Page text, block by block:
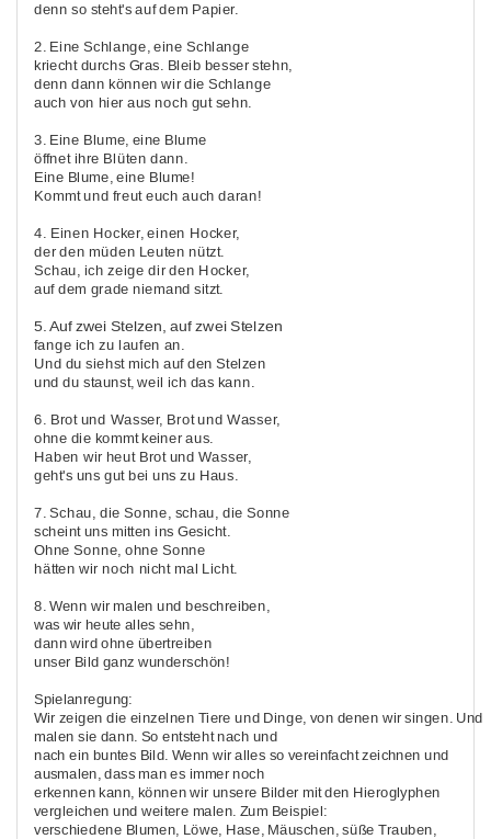
denn so steht's auf dem Papier.
2. Eine Schlange, eine Schlange
kriecht durchs Gras. Bleib besser stehn,
denn dann können wir die Schlange
auch von hier aus noch gut sehn.
3. Eine Blume, eine Blume
öffnet ihre Blüten dann.
Eine Blume, eine Blume!
Kommt und freut euch auch daran!
4. Einen Hocker, einen Hocker,
der den müden Leuten nützt.
Schau, ich zeige dir den Hocker,
auf dem grade niemand sitzt.
5. Auf zwei Stelzen, auf zwei Stelzen
fange ich zu laufen an.
Und du siehst mich auf den Stelzen
und du staunst, weil ich das kann.
6. Brot und Wasser, Brot und Wasser,
ohne die kommt keiner aus.
Haben wir heut Brot und Wasser,
geht's uns gut bei uns zu Haus.
7. Schau, die Sonne, schau, die Sonne
scheint uns mitten ins Gesicht.
Ohne Sonne, ohne Sonne
hätten wir noch nicht mal Licht.
8. Wenn wir malen und beschreiben,
was wir heute alles sehn,
dann wird ohne übertreiben
unser Bild ganz wunderschön!
Spielanregung:
Wir zeigen die einzelnen Tiere und Dinge, von denen wir singen. Und
malen sie dann. So entsteht nach und
nach ein buntes Bild. Wenn wir alles so vereinfacht zeichnen und
ausmalen, dass man es immer noch
erkennen kann, können wir unsere Bilder mit den Hieroglyphen
vergleichen und weitere malen. Zum Beispiel:
verschiedene Blumen, Löwe, Hase, Mäuschen, süße Trauben,